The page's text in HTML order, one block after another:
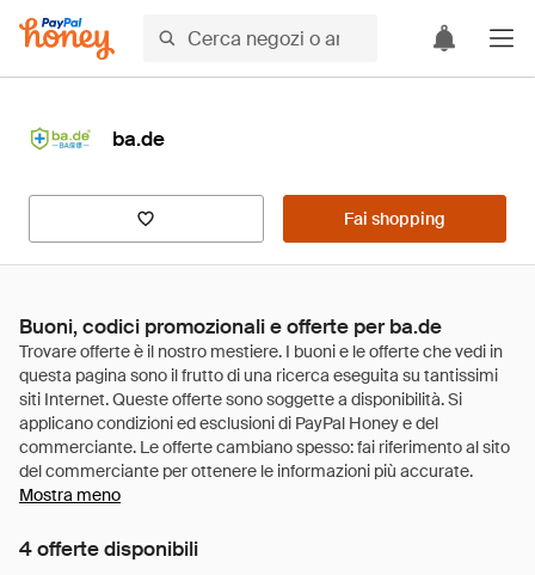
ba.de
Fai shopping
Buoni, codici promozionali e offerte per ba.de
Mostra meno
4 offerte disponibili